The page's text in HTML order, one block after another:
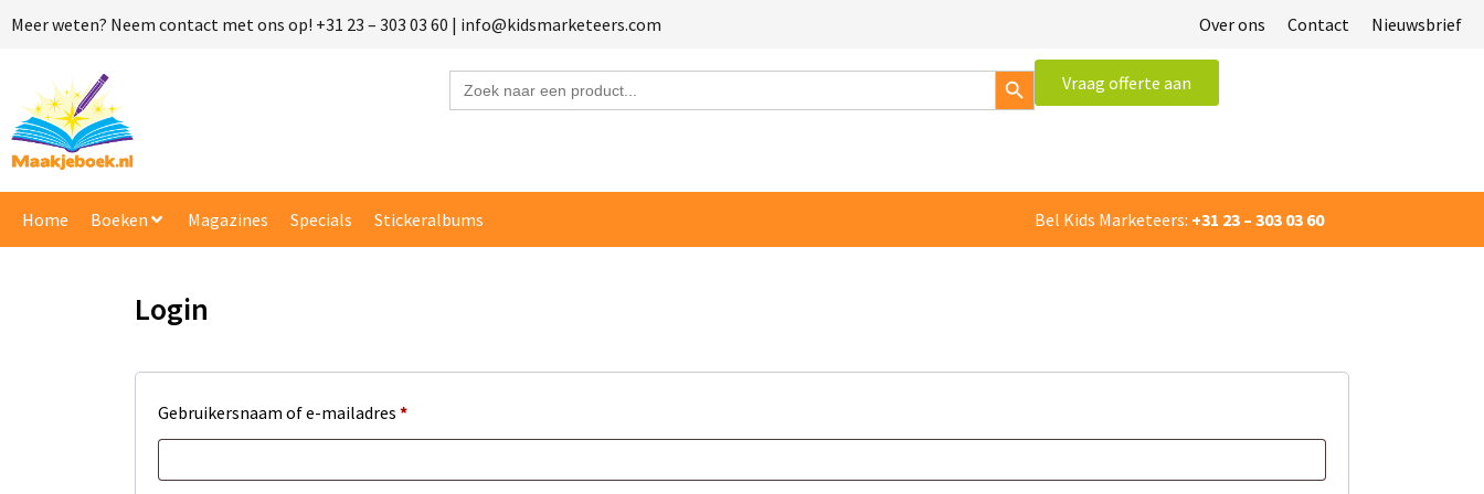
Meer weten? Neem contact met ons op! +31 23 – 303 03 60 | info@kidsmarketeers.com Over ons Contact Nieuwsbrief
Zoek
naar:
Zoekknop
Vraag offerte aan
Home Boeken Magazines Specials Stickeralbums Bel Kids Marketeers: +31 23 – 303 03 60
Login
Gebruikersnaam of e-mailadres *
×
Naam
Product